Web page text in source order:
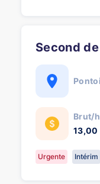
Second
Brut/
13,00
Urgente Intérim